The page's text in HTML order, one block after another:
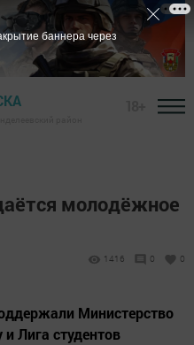
молодёжное
1416 0 0
Министерство
Лига студентов
баннера через